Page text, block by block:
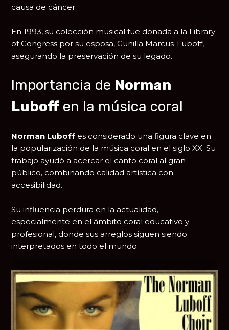
causa de cáncer.
En 1993, su colección musical fue donada a la Library
of Congress por su esposa, Gunilla Marcus-Luboff,
asegurando la preservación de su legado.
Importancia de Norman
Luboff en la música coral
Norman Luboff es considerado una figura clave en
la popularización de la música coral en el siglo XX. Su
trabajo ayudó a acercar el canto coral al gran
público, combinando calidad artística con
accesibilidad.
Su influencia perdura en la actualidad,
especialmente en el ámbito coral educativo y
profesional, donde sus arreglos siguen siendo
interpretados en todo el mundo.